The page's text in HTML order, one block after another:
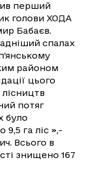
перший
голови ХОДА
Бабаєв.
спалах
районом
цього
потяг
було
9,5 га ліс »,-
Всього в
знищено 167